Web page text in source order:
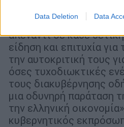
Data Deletion Data
«Καλό θα είναι στον
συνεχίσουν να
απέναντι σε κάθε θετική
είδηση και επιτυχία
την αυτοκριτική τους
όσες τυχοδιωκτικές
τους διακυβέρνησης
μια οδυνηρή παράταση
την ελληνική
κυβερνητικός